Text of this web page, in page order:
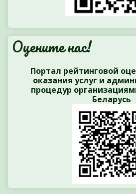
Оцените нас!
Портал рейтинговой
оказания услуг и
процедур
Беларусь